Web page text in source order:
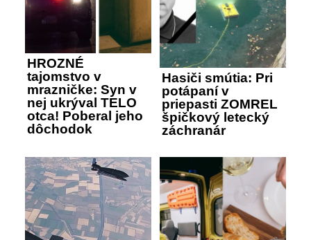
HROZNÉ
tajomstvo v
mrazničke: Syn v
nej ukrýval TELO
otca! Poberal jeho
dôchodok
Hasiči smútia: Pri
potápaní v
priepasti ZOMREL
špičkový letecký
záchranár